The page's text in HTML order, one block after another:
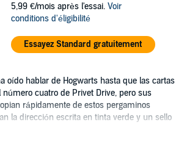
5,99 €/mois après l'essai. Voir
conditions d'éligibilité
Essayez Standard gratuitement
oído hablar de Hogwarts hasta que las cartas
número cuatro de Privet Drive, pero sus
rápidamente de estos pergaminos
la dirección escrita en tinta verde y un sello